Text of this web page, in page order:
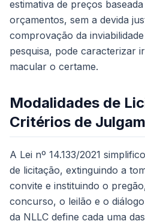
estimativa de preços
orçamentos, sem a devida
comprovação da
pesquisa, pode caracterizar
macular o certame.
Modalidades de
Critérios de
A Lei nº 14.133/2021
de licitação, extinguindo a
convite e instituindo o
concurso, o leilão e o
da NLLC define cada uma